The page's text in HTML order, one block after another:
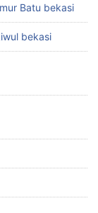
Batu bekasi
bekasi